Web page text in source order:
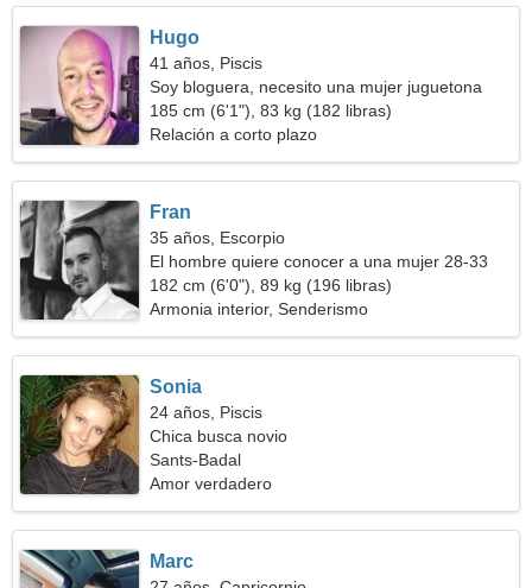
Hugo
41 años, Piscis
Soy bloguera, necesito una mujer juguetona
185 cm (6'1"), 83 kg (182 libras)
Relación a corto plazo
Fran
35 años, Escorpio
El hombre quiere conocer a una mujer 28-33
182 cm (6'0"), 89 kg (196 libras)
Armonia interior, Senderismo
Sonia
24 años, Piscis
Chica busca novio
Sants-Badal
Amor verdadero
Marc